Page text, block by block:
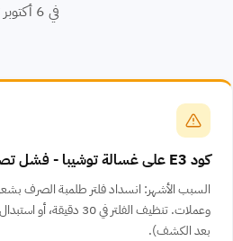
في 6
كود E3 على غسالة توشيبا - فشل تصريف المياه
السبب الأشهر: انسداد فلتر طلمبة الصرف
وعملات. تنظيف الفلتر في 30
بعد الكشف).